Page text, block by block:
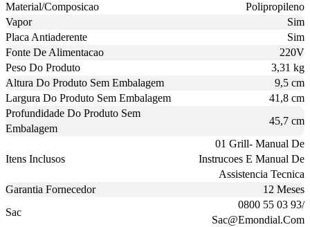
Material/Composicao
Polipropileno
Vapor
Sim
Placa Antiaderente
Sim
Fonte De Alimentacao
220V
Peso Do Produto
3,31 kg
Altura Do Produto Sem Embalagem
9,5 cm
Largura Do Produto Sem Embalagem
41,8 cm
Profundidade Do Produto Sem
Embalagem
45,7 cm
Itens Inclusos
01 Grill- Manual De
Instrucoes E Manual De
Assistencia Tecnica
Garantia Fornecedor
12 Meses
Sac
0800 55 03 93/
Sac@Emondial.Com